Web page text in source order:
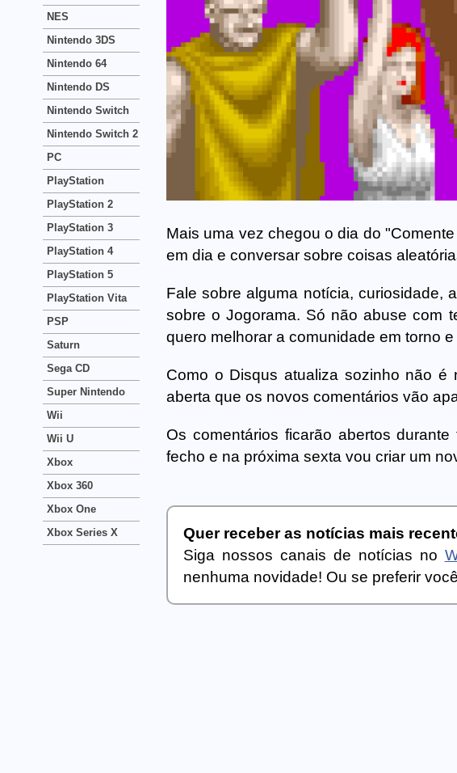
Mais uma vez chegou o dia do
em dia e conversar sobre coisas
Fale sobre alguma notícia, curiosidade,
sobre o Jogorama. Só não abuse com
quero melhorar a comunidade em torno
Como o Disqus atualiza sozinho não é
aberta que os novos comentários vão
Os comentários ficarão abertos
fecho e na próxima sexta vou criar um
Quer receber as notícias mais
Siga nossos canais de notícias no
nenhuma novidade! Ou se preferir
NES
Nintendo 3DS
Nintendo 64
Nintendo DS
Nintendo Switch
Nintendo Switch 2
PC
PlayStation
PlayStation 2
PlayStation 3
PlayStation 4
PlayStation 5
PlayStation Vita
PSP
Saturn
Sega CD
Super Nintendo
Wii
Wii U
Xbox
Xbox 360
Xbox One
Xbox Series X